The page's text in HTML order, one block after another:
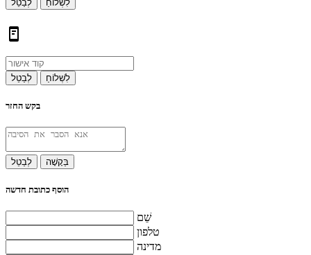
לְבַטֵל לִשְׁלוֹחַ
לְבַטֵל לִשְׁלוֹחַ
בקש החזר
לְבַטֵל בַּקָשָׁה
הוסף כתובת חדשה
שֵׁם
טלפון
מדינה